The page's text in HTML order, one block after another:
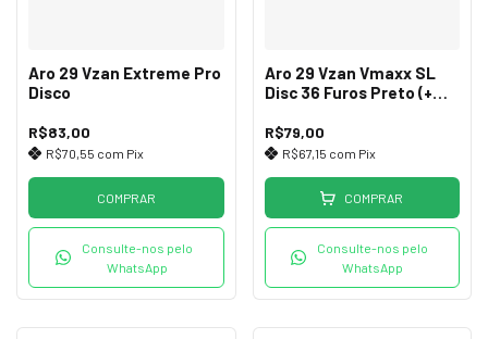
Aro 29 Vzan Extreme Pro
Disco
R$83,00
R$70,55 com Pix
COMPRAR
Consulte-nos pelo
WhatsApp
Aro 29 Vzan Vmaxx SL
Disc 36 Furos Preto (+
R$79,00
R$67,15 com Pix
COMPRAR
Consulte-nos pelo
WhatsApp